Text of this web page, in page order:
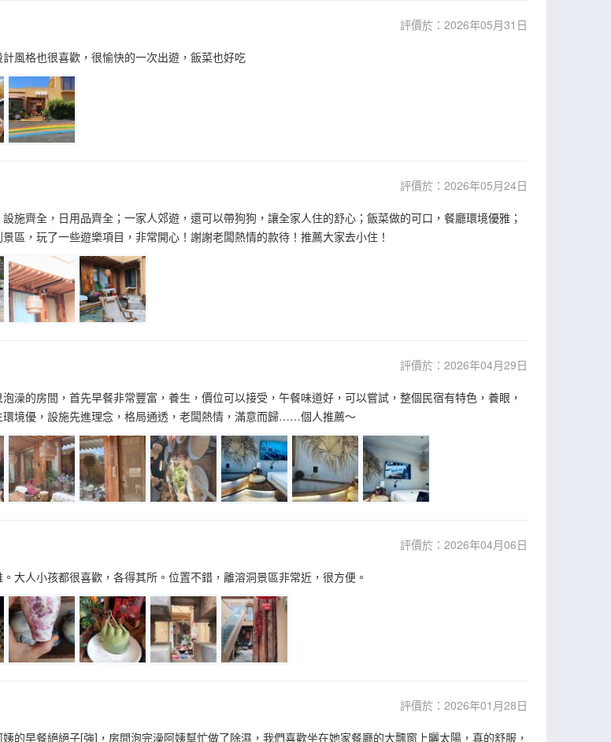
評價於：2026年05月31日
風格也很喜歡，很愉快的一次出遊，飯菜也好吃
評價於：2026年05月24日
施齊全，日用品齊全；一家人郊遊，還可以帶狗狗，讓全家人住的舒心；飯菜做的可口，餐廳環境優雅；
區，玩了一些遊樂項目，非常開心！謝謝老闆熱情的款待！推薦大家去小住！
評價於：2026年04月29日
澡的房間，首先早餐非常豐富，養生，價位可以接受，午餐味道好，可以嘗試，整個民宿有特色，養眼，
境優，設施先進理念，格局通透，老闆熱情，滿意而歸……個人推薦～
評價於：2026年04月06日
大人小孩都很喜歡，各得其所。位置不錯，離溶洞景區非常近，很方便。
評價於：2026年01月28日
的早餐絕絕子[強]，房間泡完澡阿姨幫忙做了除濕，我們喜歡坐在她家餐廳的大飄窗上曬太陽，真的舒服，